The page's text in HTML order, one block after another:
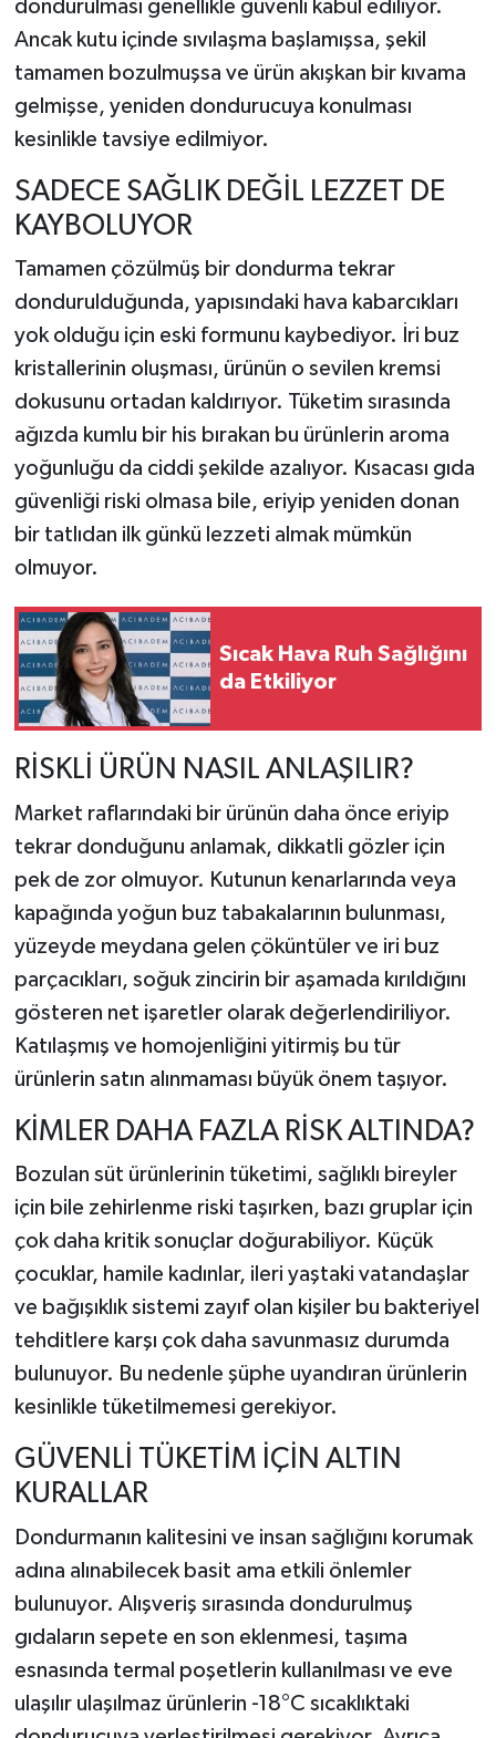
dondurulması genellikle güvenli kabul ediliyor.
Ancak kutu içinde sıvılaşma başlamışsa, şekil
tamamen bozulmuşsa ve ürün akışkan bir kıvama
gelmişse, yeniden dondurucuya konulması
kesinlikle tavsiye edilmiyor.
SADECE SAĞLIK DEĞİL LEZZET DE
KAYBOLUYOR
Tamamen çözülmüş bir dondurma tekrar
dondurulduğunda, yapısındaki hava kabarcıkları
yok olduğu için eski formunu kaybediyor. İri buz
kristallerinin oluşması, ürünün o sevilen kremsi
dokusunu ortadan kaldırıyor. Tüketim sırasında
ağızda kumlu bir his bırakan bu ürünlerin aroma
yoğunluğu da ciddi şekilde azalıyor. Kısacası gıda
güvenliği riski olmasa bile, eriyip yeniden donan
bir tatlıdan ilk günkü lezzeti almak mümkün
olmuyor.
Sıcak Hava Ruh Sağlığını
da Etkiliyor
RİSKLİ ÜRÜN NASIL ANLAŞILIR?
Market raflarındaki bir ürünün daha önce eriyip
tekrar donduğunu anlamak, dikkatli gözler için
pek de zor olmuyor. Kutunun kenarlarında veya
kapağında yoğun buz tabakalarının bulunması,
yüzeyde meydana gelen çöküntüler ve iri buz
parçacıkları, soğuk zincirin bir aşamada kırıldığını
gösteren net işaretler olarak değerlendiriliyor.
Katılaşmış ve homojenliğini yitirmiş bu tür
ürünlerin satın alınmaması büyük önem taşıyor.
KİMLER DAHA FAZLA RİSK ALTINDA?
Bozulan süt ürünlerinin tüketimi, sağlıklı bireyler
için bile zehirlenme riski taşırken, bazı gruplar için
çok daha kritik sonuçlar doğurabiliyor. Küçük
çocuklar, hamile kadınlar, ileri yaştaki vatandaşlar
ve bağışıklık sistemi zayıf olan kişiler bu bakteriyel
tehditlere karşı çok daha savunmasız durumda
bulunuyor. Bu nedenle şüphe uyandıran ürünlerin
kesinlikle tüketilmemesi gerekiyor.
GÜVENLİ TÜKETİM İÇİN ALTIN
KURALLAR
Dondurmanın kalitesini ve insan sağlığını korumak
adına alınabilecek basit ama etkili önlemler
bulunuyor. Alışveriş sırasında dondurulmuş
gıdaların sepete en son eklenmesi, taşıma
esnasında termal poşetlerin kullanılması ve eve
ulaşılır ulaşılmaz ürünlerin -18°C sıcaklıktaki